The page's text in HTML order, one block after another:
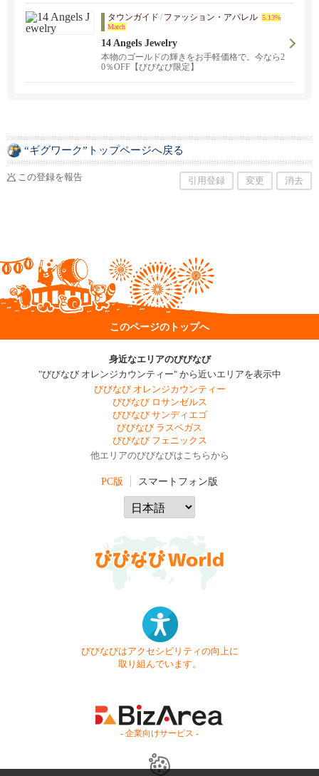
でスキルアップを目指している方大歓迎！
タウンガイド / ファッション・アパレル 5.13%
Match
14 Angels Jewelry
本物のゴールドの輝きをお手軽価格で。今なら2
0％OFF【びびなび限定】
“ギグワーク”トップページへ戻る
この登録を報告 引用登録 変更 消去
このページのトップへ
身近なエリアのびびなび
"びびなび オレンジカウンティー" から近いエリアを表示中
びびなび オレンジカウンティー
びびなび ロサンゼルス
びびなび サンディエゴ
びびなび ラスベガス
びびなび フェニックス
他エリアのびびなびはこちらから
PC版 スマートフォン版
びびなびはアクセシビリティの向上に
取り組んでいます。
- 企業向けサービス -